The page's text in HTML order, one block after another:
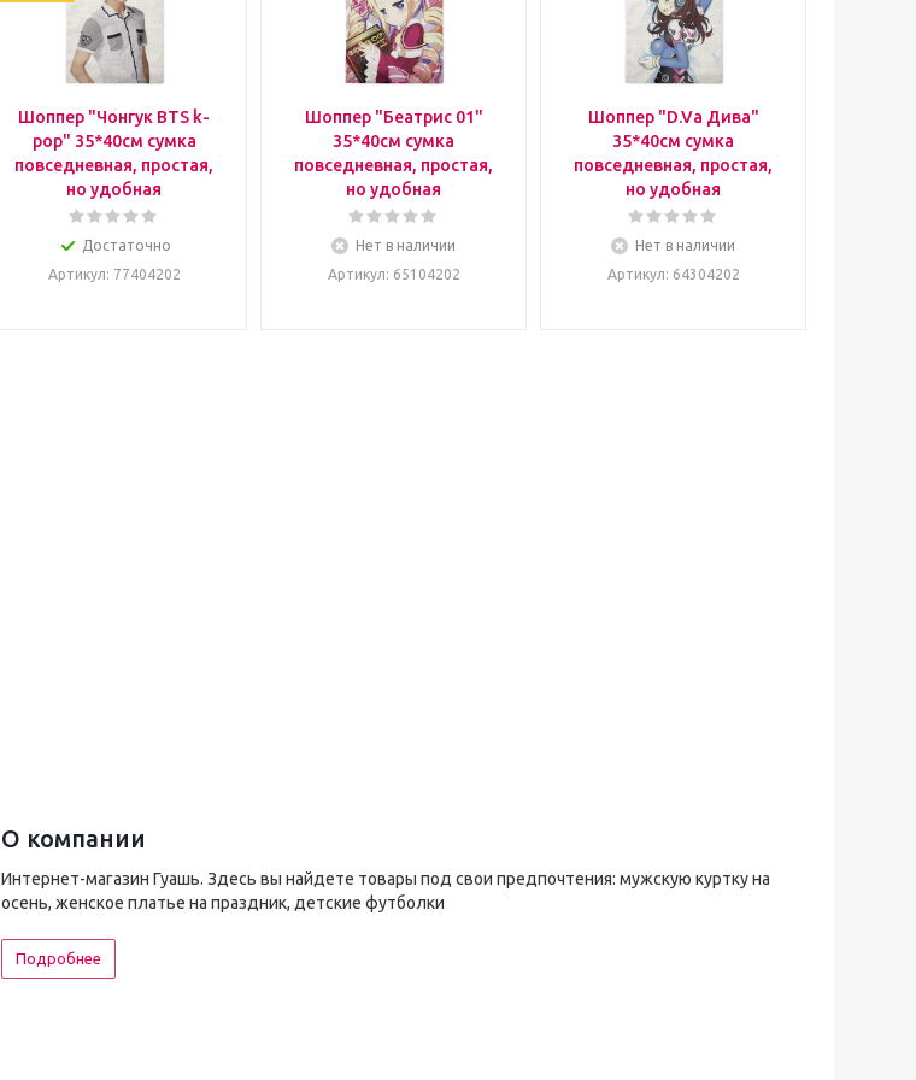
Шоппер "Чонгук BTS k-
pop" 35*40см сумка
повседневная, простая,
но удобная
Достаточно
Артикул: 77404202
Шоппер "Беатрис 01"
35*40см сумка
повседневная, простая,
но удобная
Нет в наличии
Артикул: 65104202
Шоппер "D.Va Дива"
35*40см сумка
повседневная, простая,
но удобная
Нет в наличии
Артикул: 64304202
О компании
Интернет-магазин Гуашь. Здесь вы найдете товары под свои предпочтения: мужскую куртку на
осень, женское платье на праздник, детские футболки
Подробнее